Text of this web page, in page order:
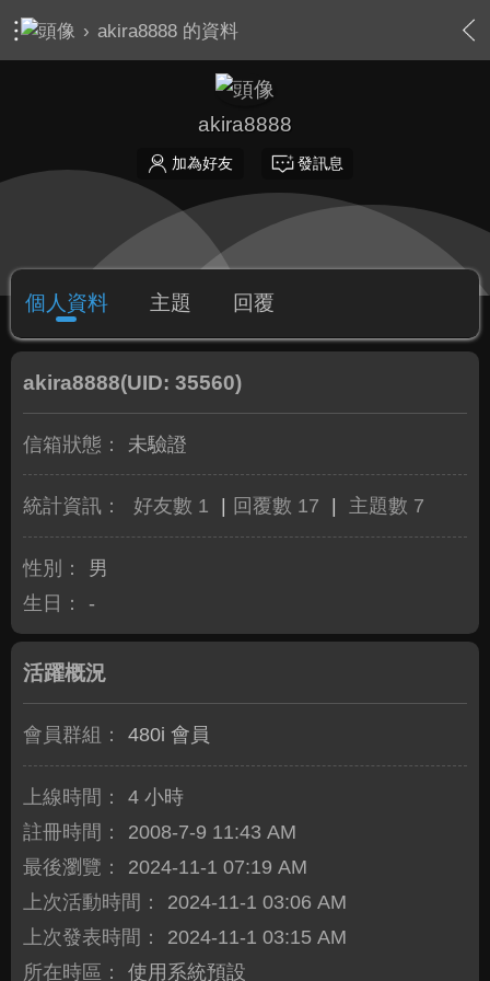
› akira8888 的資料
akira8888
加為好友 發訊息
個人資料 主題 回覆
akira8888(UID: 35560)
信箱狀態： 未驗證
統計資訊： 好友數 1 回覆數 17 主題數 7
性別：
男
生日：
-
活躍概況
會員群組： 480i 會員
上線時間：
4 小時
註冊時間：
2008-7-9 11:43 AM
最後瀏覽：
2024-11-1 07:19 AM
上次活動時間：
2024-11-1 03:06 AM
上次發表時間：
2024-11-1 03:15 AM
所在時區：
使用系統預設